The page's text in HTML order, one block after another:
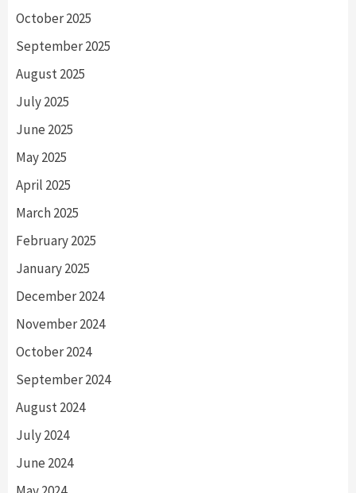
October 2025
September 2025
August 2025
July 2025
June 2025
May 2025
April 2025
March 2025
February 2025
January 2025
December 2024
November 2024
October 2024
September 2024
August 2024
July 2024
June 2024